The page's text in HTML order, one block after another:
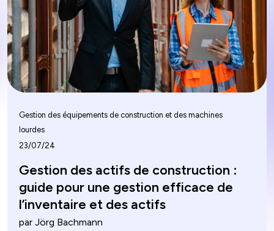
Gestion des équipements de construction et des machines
lourdes
23/07/24
Gestion des actifs de construction :
guide pour une gestion efficace de
l’inventaire et des actifs
par Jörg Bachmann